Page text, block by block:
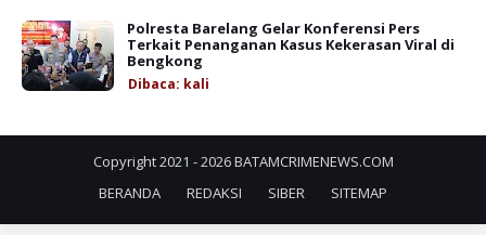
Polresta Barelang Gelar Konferensi Pers
Terkait Penanganan Kasus Kekerasan Viral di
Bengkong
Dibaca: kali
Copyright 2021 -2026BATAMCRIMENEWS.COM
BERANDA
REDAKSI SIBER SITEMAP